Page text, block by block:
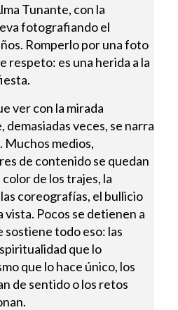
Tunante, con la
fotografiando el
Romperlo por una foto
respeto: es una herida a la
ver con la mirada
demasiadas veces, se narra
Muchos medios,
de contenido se quedan
de los trajes, la
coreografías, el bullicio
vista. Pocos se detienen a
todo eso: las
que lo
que lo hace único, los
de sentido o los retos